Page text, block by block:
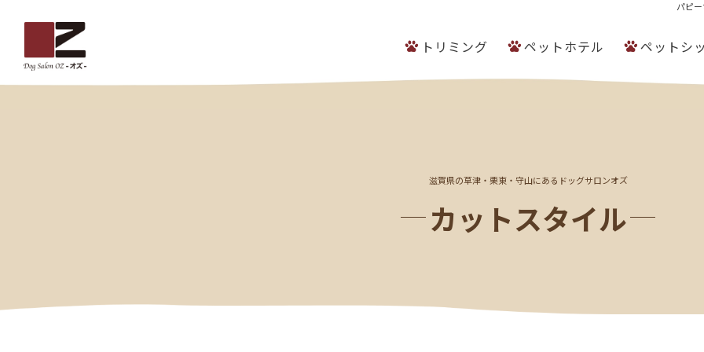
パピ
トリミング ペットホテル ペットシ
滋賀県の草津・栗東・守山にあるドッグサロンオズ
カットスタイル